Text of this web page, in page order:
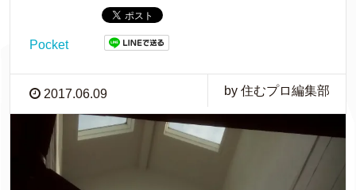
Pocket
2017.06.09 by 住むプロ編集部